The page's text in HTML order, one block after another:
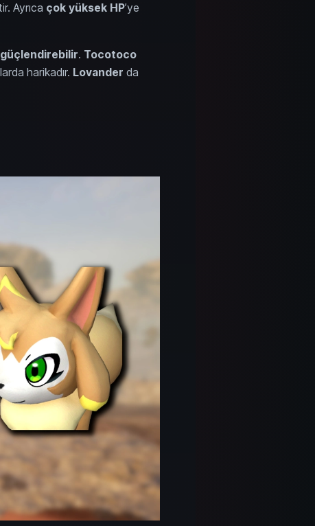
Ayrıca çok yüksek HP’ye
güçlendirebilir. Tocotoco
harikadır. Lovander da